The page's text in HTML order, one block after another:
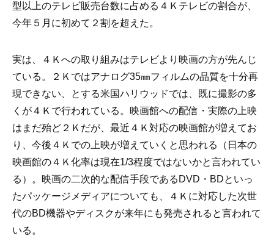
型以上のテレビ販売台数に占める４Ｋテレビの割合が、
今年５月に初めて２割を超えた。
実は、４Ｋへの取り組みはテレビより映画の方が先んじ
ている。２Ｋではアナログ35㎜フィルムの品質を十分再
現できない、とする米国ハリウッドでは、既に撮影の多
くが４Ｋで行われている。映画館への配信・実際の上映
はまだ殆ど２Ｋだが、最近４Ｋ対応の映画館が増えてお
り、今後４Ｋでの上映が増えていくと思われる（日本の
映画館の４Ｋ化率は現在1/3程度ではないかと言われてい
る）。映画の二次的な配信手段であるDVD・BDといっ
たパッケージメディアについても、４Ｋに対応した次世
代のBD機器やディスクが来年にも発売されると言われて
いる。